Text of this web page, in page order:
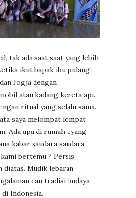
tak ada saat saat yang lebih
ikut bapak ibu pulang
Jogja dengan
atau kadang kereta api.
ritual yang selalu sama.
saya melompat lompat
Ada apa di rumah eyang
kabar saudara saudara
bertemu ? Persis
Mudik lebaran
dan tradisi budaya
di Indonesia.